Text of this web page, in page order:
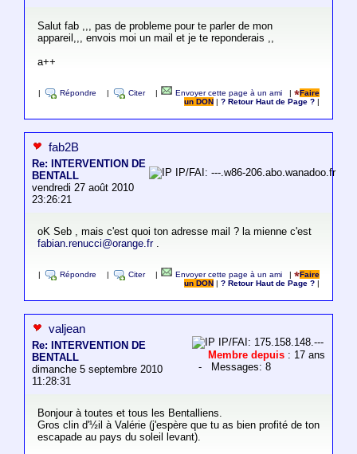
Salut fab ,,, pas de probleme pour te parler de mon
appareil,,, envois moi un mail et je te reponderais ,,
a++
Répondre Citer Envoyer cette page à un ami |
Faire
un DON
|? Retour Haut de Page ?
fab2B
Re: INTERVENTION DE
BENTALL
vendredi 27 août 2010
23:26:21
IP/FAI: ---.w86-206.abo.wanadoo.fr
oK Seb , mais c'est quoi ton adresse mail ? la mienne c'est
fabian.renucci@orange.fr.
Répondre Citer Envoyer cette page à un ami |
Faire
un DON
|? Retour Haut de Page ?
valjean
Re: INTERVENTION DE
BENTALL
dimanche 5 septembre 2010
11:28:31
IP/FAI: 175.158.148.---
Membre depuis : 17 ans
- Messages: 8
Bonjour à toutes et tous les Bentalliens.
Gros clin d'½il à Valérie (j'espère que tu as bien profité de ton
escapade au pays du soleil levant).